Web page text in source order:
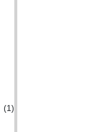
(1)